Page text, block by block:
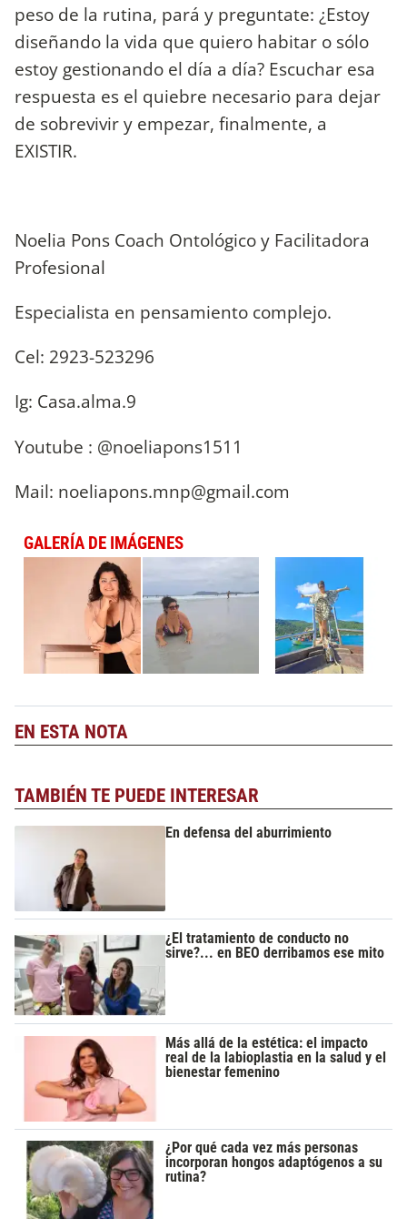
peso de la rutina, pará y preguntate: ¿Estoy
diseñando la vida que quiero habitar o sólo
estoy gestionando el día a día? Escuchar esa
respuesta es el quiebre necesario para dejar
de sobrevivir y empezar, finalmente, a
EXISTIR.
Noelia Pons Coach Ontológico y Facilitadora
Profesional
Especialista en pensamiento complejo.
Cel: 2923-523296
Ig: Casa.alma.9
Youtube : @noeliapons1511
Mail: noeliapons.mnp@gmail.com
GALERÍA DE IMÁGENES
EN ESTA NOTA
TAMBIÉN TE PUEDE INTERESAR
En defensa del aburrimiento
¿El tratamiento de conducto no
sirve?... en BEO derribamos ese mito
Más allá de la estética: el impacto
real de la labioplastia en la salud y el
bienestar femenino
¿Por qué cada vez más personas
incorporan hongos adaptógenos a su
rutina?